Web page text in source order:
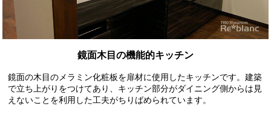
鏡面木目の機能的キッチン
鏡面の木目のメラミン化粧板を扉材に使用したキッチンです。建築
で立ち上がりをつけてあり、キッチン部分がダイニング側からは見
えないことを利用した工夫がちりばめられています。